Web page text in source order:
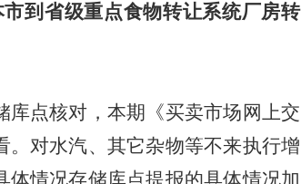
到省级重点食物转让系统厂房转
点核对，本期《买卖市场网上交
对水汽、其它杂物等不来执行增
情况存储库点提报的具体情况加